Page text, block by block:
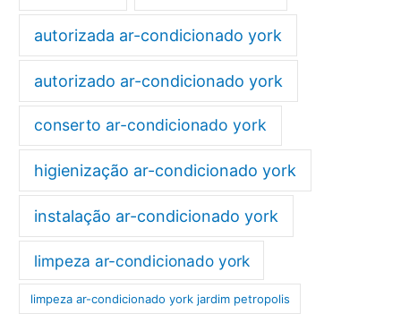
autorizada ar-condicionado york
autorizado ar-condicionado york
conserto ar-condicionado york
higienização ar-condicionado york
instalação ar-condicionado york
limpeza ar-condicionado york
limpeza ar-condicionado york jardim petropolis